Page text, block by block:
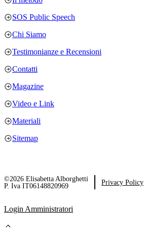
SOS Public Speech
Chi Siamo
Testimonianze e Recensioni
Contatti
Magazine
Video e Link
Materiali
Sitemap
©2026 Elisabetta Alborghetti
P. Iva IT06148820969
Privacy Policy
Login Amministratori